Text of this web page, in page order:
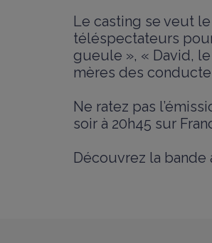
Le casting se veut
téléspectateurs
gueule », « David,
mères des
Ne ratez pas
soir à 20h45 sur
Découvrez la bande